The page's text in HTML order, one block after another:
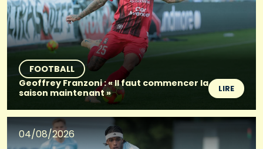
FOOTBALL
Geoffrey Franzoni : « Il faut commencer la
saison maintenant »
LIRE
04/08/2026